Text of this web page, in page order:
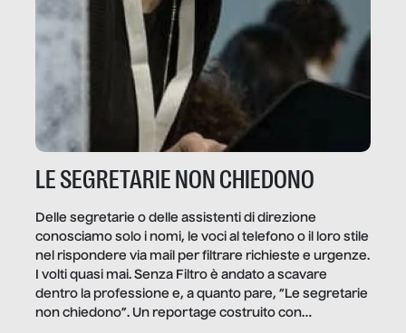
LE SEGRETARIE NON CHIEDONO
Delle segretarie o delle assistenti di direzione
conosciamo solo i nomi, le voci al telefono o il loro stile
nel rispondere via mail per filtrare richieste e urgenze.
I volti quasi mai. Senza Filtro è andato a scavare
dentro la professione e, a quanto pare, “Le segretarie
non chiedono”. Un reportage costruito con